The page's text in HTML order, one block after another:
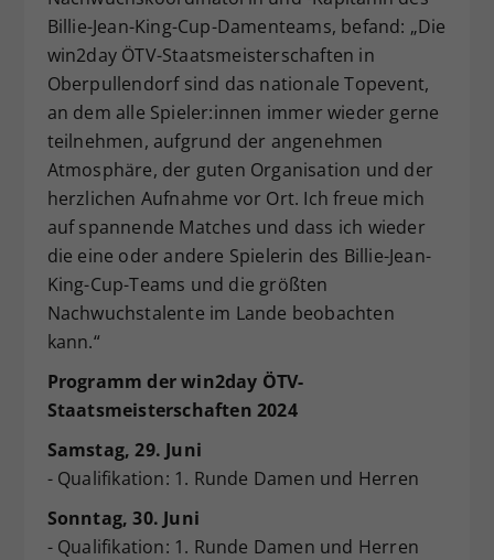
Billie-Jean-King-Cup-Damenteams, befand: „Die
win2day ÖTV-Staatsmeisterschaften in
Oberpullendorf sind das nationale Topevent,
an dem alle Spieler:innen immer wieder gerne
teilnehmen, aufgrund der angenehmen
Atmosphäre, der guten Organisation und der
herzlichen Aufnahme vor Ort. Ich freue mich
auf spannende Matches und dass ich wieder
die eine oder andere Spielerin des Billie-Jean-
King-Cup-Teams und die größten
Nachwuchstalente im Lande beobachten
kann.“
Programm der win2day ÖTV-
Staatsmeisterschaften 2024
Samstag, 29. Juni
- Qualifikation: 1. Runde Damen und Herren
Sonntag, 30. Juni
- Qualifikation: 1. Runde Damen und Herren